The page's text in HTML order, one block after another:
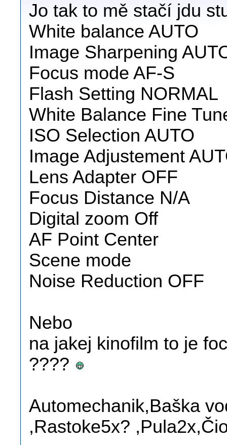
Jo tak to mě stačí jdu
White balance AUTO
Image Sharpening
Focus mode AF-S
Flash Setting NORMAL
White Balance Fine
ISO Selection AUTO
Image Adjustement
Lens Adapter OFF
Focus Distance N/A
Digital zoom Off
AF Point Center
Scene mode
Noise Reduction OFF
Nebo
na jakej kinofilm to je
????
Automechanik,Baška
,Rastoke5x?